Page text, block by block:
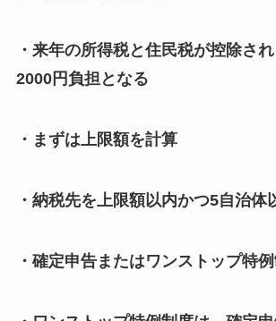
・来年の所得税と住民税が控除さ
2000円負担となる
・まずは上限額を計算
・納税先を上限額以内かつ5自治体
・確定申告またはワンストップ特